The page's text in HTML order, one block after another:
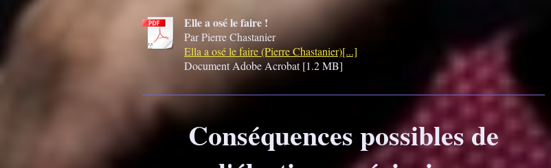
Elle a osé le faire !
Par Pierre Chastanier
Ella a osé le faire (Pierre Chastanier)[...]
Document Adobe Acrobat [1.2 MB]
Conséquences possibles de